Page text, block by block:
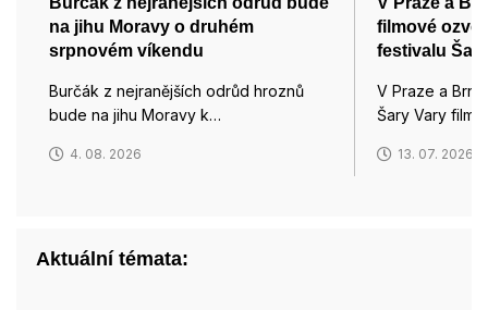
na jihu Moravy o druhém
srpnovém víkendu
Burčák z nejranějších odrůd hroznů
bude na jihu Moravy k…
4. 08. 2026
filmové
festivalu
V Praze a
Šary Vary
13. 07. 2026
Aktuální témata: